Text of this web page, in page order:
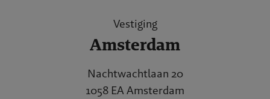
Vestiging
Amsterdam
Nachtwachtlaan 20
1058 EA Amsterdam